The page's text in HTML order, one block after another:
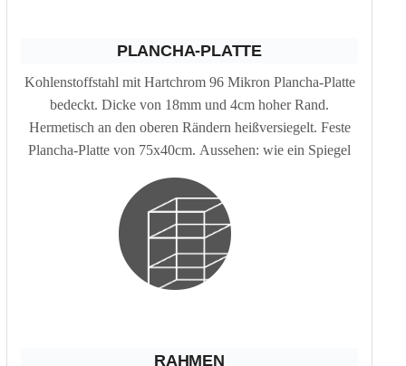
PLANCHA-PLATTE
Kohlenstoffstahl mit Hartchrom 96 Mikron Plancha-Platte
bedeckt. Dicke von 18mm und 4cm hoher Rand.
Hermetisch an den oberen Rändern heißversiegelt. Feste
Plancha-Platte von 75x40cm. Aussehen: wie ein Spiegel
RAHMEN